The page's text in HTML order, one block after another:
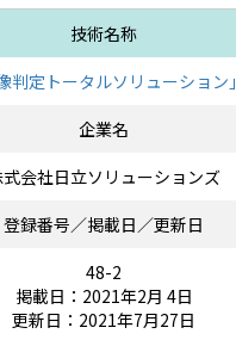
判定トータルソリューション」
会社日立ソリューションズ
48-2
掲載日：2021年2月 4日
更新日：2021年7月27日